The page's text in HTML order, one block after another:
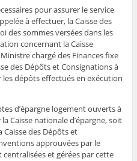
pour assurer le service
à effectuer, la Caisse des
des sommes versées dans les
concernant la Caisse
chargé des Finances fixe
des Dépôts et Consignations à
les dépôts effectués en exécution
d’épargne logement ouverts à
Caisse nationale d’épargne, soit
Caisse des Dépôts et
approuvées par le
et gérées par cette